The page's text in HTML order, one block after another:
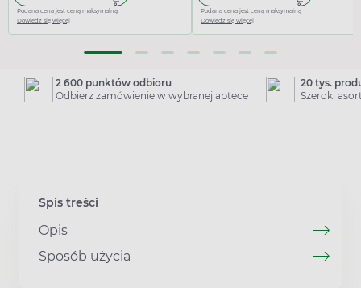
Podana cena jest ceną maksymalną
Dowiedz się więcej
Podana cena jest ceną maksymalną
Dowiedz się więcej
2 600 punktów odbioru
Odbierz zamówienie w wybranej aptece
20 tys.
Szeroki
Spis treści
Opis
Sposób użycia